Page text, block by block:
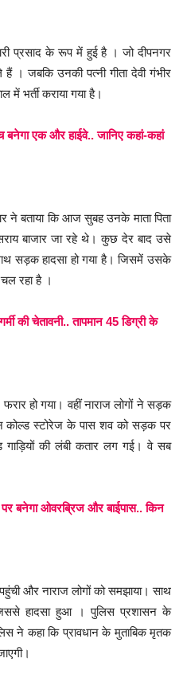
प्रसाद के रूप में हुई है । जो दीपनगर
। जबकि उनकी पत्नी गीता देवी गंभीर
भर्ती कराया गया है।
बनेगा एक और हाईवे.. जानिए कहां-कहां
ने बताया कि आज सुबह उनके माता पिता
बाजार जा रहे थे। कुछ देर बाद उसे
सड़क हादसा हो गया है। जिसमें उसके
रहा है ।
की चेतावनी.. तापमान 45 डिग्री के
फरार हो गया। वहीं नाराज लोगों ने सड़क
कोल्ड स्टोरेज के पास शव को सड़क पर
गाड़ियों की लंबी कतार लग गई। वे सब
बनेगा ओवरब्रिज और बाईपास.. किन
और नाराज लोगों को समझाया। साथ
हादसा हुआ । पुलिस प्रशासन के
ने कहा कि प्रावधान के मुताबिक मृतक